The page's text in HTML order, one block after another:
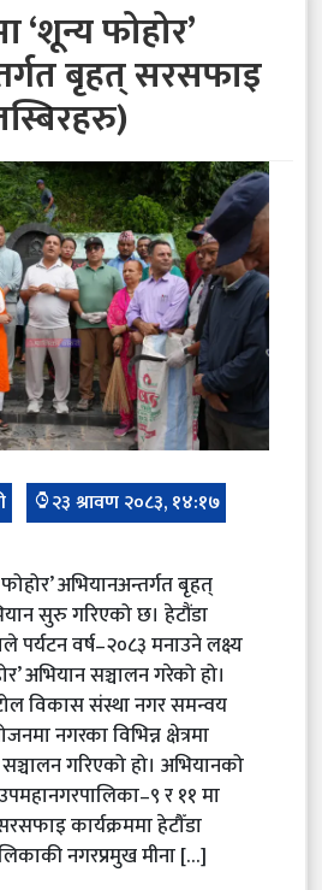
‘शून्य फोहोर’
बृहत् सरसफाइ
२३ श्रावण २०८३, १४:१७
अभियानअन्तर्गत बृहत्
सुरु गरिएको छ। हेटौंडा
पर्यटन वर्ष–२०८३ मनाउने लक्ष्य
अभियान सञ्चालन गरेको हो।
विकास संस्था नगर समन्वय
नगरका विभिन्न क्षेत्रमा
गरिएको हो। अभियानको
र ११ मा
कार्यक्रममा हेटौँडा
नगरप्रमुख मीना […]